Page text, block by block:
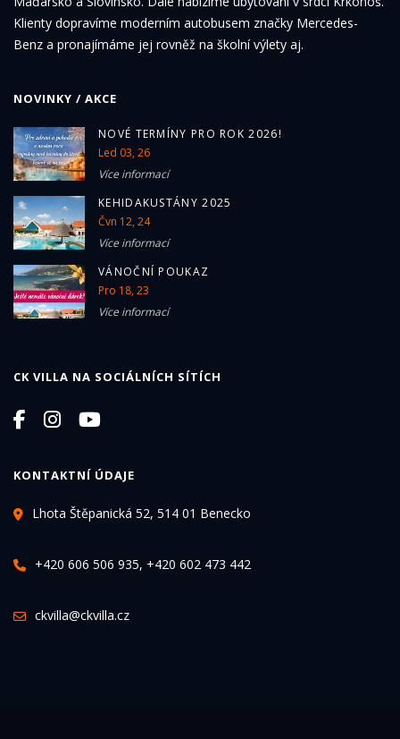
Klienty dopravíme moderním autobusem značky Mercedes-
Benz a pronajímáme jej rovněž na školní výlety aj.
NOVINKY / AKCE
NOVÉ TERMÍNY PRO ROK 2026!
Led 03, 26
Více informací
KEHIDAKUSTÁNY 2025
Čvn 12, 24
Více informací
VÁNOČNÍ POUKAZ
Pro 18, 23
Více informací
CK VILLA NA SOCIÁLNÍCH SÍTÍCH
KONTAKTNÍ ÚDAJE
Lhota Štěpanická 52, 514 01 Benecko
+420 606 506 935, +420 602 473 442
ckvilla@ckvilla.cz